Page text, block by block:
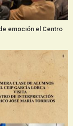
emoción el Centro